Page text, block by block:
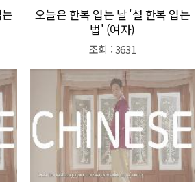
오늘은 한복 입는 날 '설 한복 입는
법' (여자)
조회 : 3631